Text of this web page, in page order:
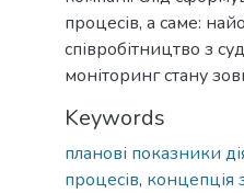
процесів, а саме:
співробітництво з
моніторинг стану
Keywords
планові показники
процесів, концепція